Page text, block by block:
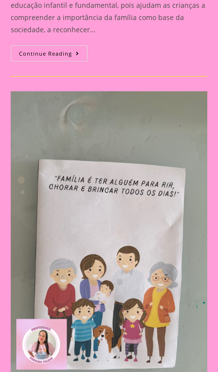
educação infantil e fundamental, pois ajudam as crianças a
compreender a importância da família como base da
sociedade, a reconhecer…
Continue Reading Atividade
Com
Tema